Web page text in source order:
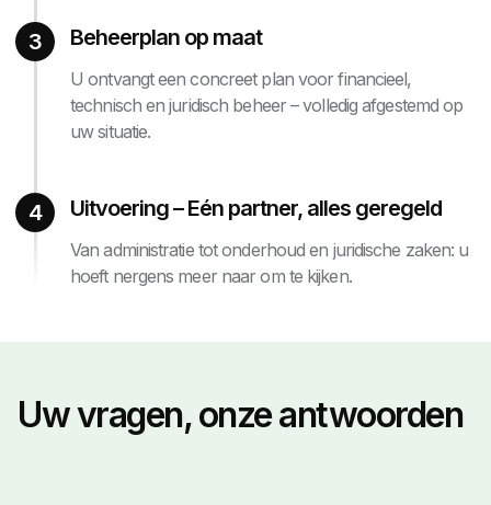
3 Beheerplan op maat
U ontvangt een concreet plan voor financieel,
technisch en juridisch beheer – volledig afgestemd op
uw situatie.
4 Uitvoering – Eén partner, alles geregeld
Van administratie tot onderhoud en juridische zaken: u
hoeft nergens meer naar om te kijken.
Uw vragen, onze antwoorden